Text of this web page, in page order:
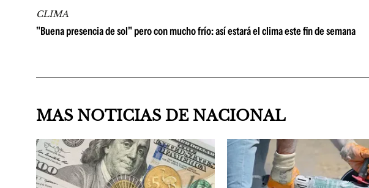
CLIMA
"Buena presencia de sol" pero con mucho frío: así estará el clima este fin de semana
MAS NOTICIAS DE NACIONAL